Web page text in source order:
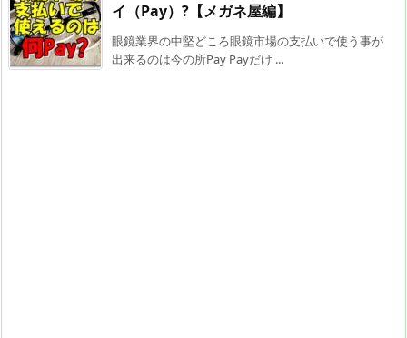
イ（Pay）?【メガネ屋編】
眼鏡業界の中堅どころ眼鏡市場の支払いで使う事が
出来るのは今の所Pay Payだけ ...